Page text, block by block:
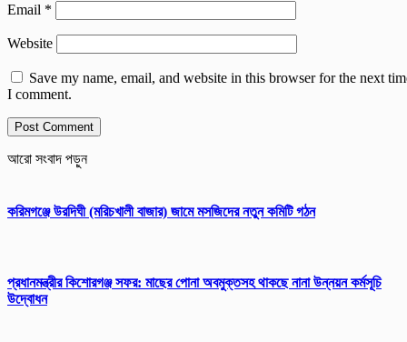
Email *
Website
Save my name, email, and website in this browser for the next
I comment.
আরো সংবাদ পড়ুন
করিমগঞ্জে উরদিঘী (মরিচখালী বাজার) জামে মসজিদের নতুন কমিটি গঠন
প্রধানমন্ত্রীর কিশোরগঞ্জ সফর: মাছের পোনা অবমুক্তসহ থাকছে নানা উন্নয়ন কর্মসূচি
উদ্বোধন